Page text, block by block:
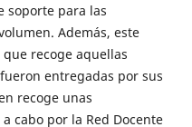
soporte para las
Además, este
recoge aquellas
entregadas por sus
recoge unas
cabo por la Red Docente